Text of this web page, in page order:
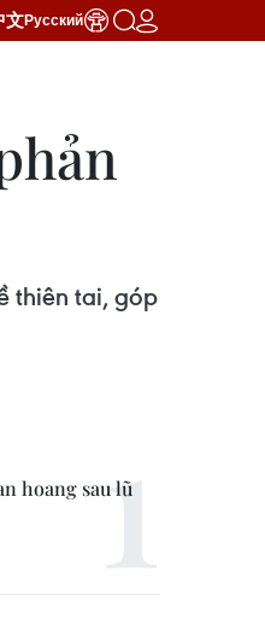
文Русский
thiên tai, góp
hoang sau lũ